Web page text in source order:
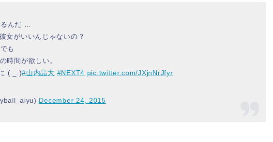
んだ …
女がいいんじゃないの？
も
時間が欲しい。
(._.)#山内晶大 #NEXT4 pic.twitter.com/JXjnNrJfyr
December 24, 2015